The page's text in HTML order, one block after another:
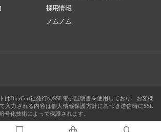
採用情報
ノムノム
はDigiCert社発行のSSL電子証明書を使用しており、お客様
入力される内容は個人情報保護方針に基づき送信時にSSL
号化技術によって保護されます。